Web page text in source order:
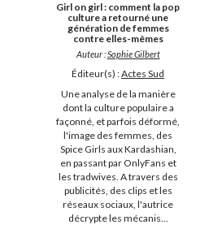
Girl on girl : comment la pop
culture a retourné une
génération de femmes
contre elles-mêmes
Auteur :Sophie Gilbert
Éditeur(s) :Actes Sud
Une analyse de la manière
dont la culture populaire a
façonné, et parfois déformé,
l'image des femmes, des
Spice Girls aux Kardashian,
en passant par OnlyFans et
les tradwives. A travers des
publicités, des clips et les
réseaux sociaux, l'autrice
décrypte les mécanis...